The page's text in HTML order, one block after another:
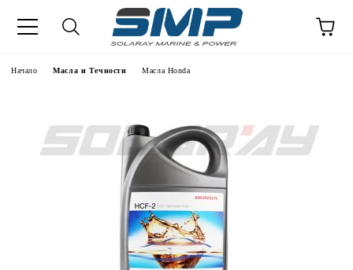
Начало Масла и Течности Масла Honda